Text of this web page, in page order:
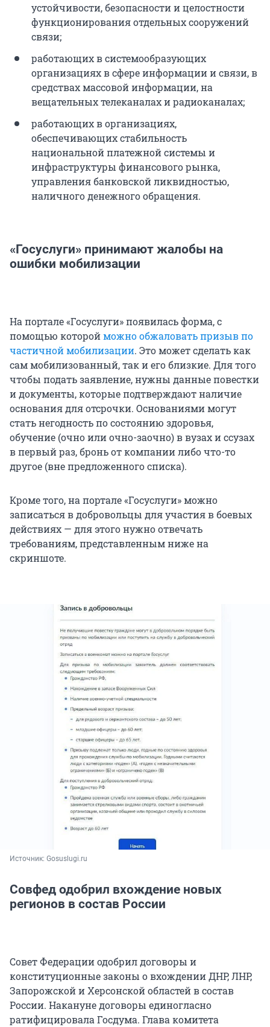
устойчивости, безопасности и целостности
функционирования отдельных сооружений
связи;
работающих в системообразующих
организациях в сфере информации и связи, в
средствах массовой информации, на
вещательных телеканалах и радиоканалах;
работающих в организациях,
обеспечивающих стабильность
национальной платежной системы и
инфраструктуры финансового рынка,
управления банковской ликвидностью,
наличного денежного обращения.
«Госуслуги» принимают жалобы на
ошибки мобилизации
На портале «Госуслуги» появилась форма, с
помощью которойможно обжаловать призыв по
частичной мобилизации. Это может сделать как
сам мобилизованный, так и его близкие. Для того
чтобы подать заявление, нужны данные повестки
и документы, которые подтверждают наличие
основания для отсрочки. Основаниями могут
стать негодность по состоянию здоровья,
обучение (очно или очно-заочно) в вузах и ссузах
в первый раз, бронь от компании либо что-то
другое (вне предложенного списка).
Кроме того, на портале «Госуслуги» можно
записаться в добровольцы для участия в боевых
действиях — для этого нужно отвечать
требованиям, представленным ниже на
скриншоте.
Источник: Gosuslugi.ru
Совфед одобрил вхождение новых
регионов в состав России
Совет Федерации одобрил договоры и
конституционные законы о вхождении ДНР, ЛНР,
Запорожской и Херсонской областей в состав
России. Накануне договоры единогласно
ратифицировала Госдума. Глава комитета